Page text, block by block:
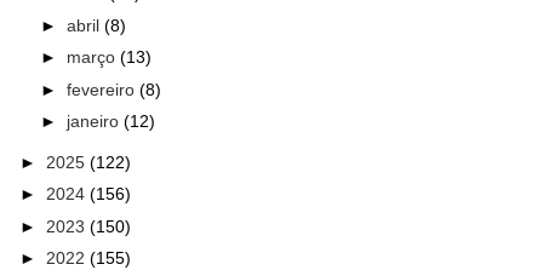
► abril (8)
► março (13)
► fevereiro (8)
► janeiro (12)
► 2025 (122)
► 2024 (156)
► 2023 (150)
► 2022 (155)